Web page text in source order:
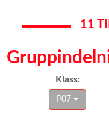
11
Klass:
P07